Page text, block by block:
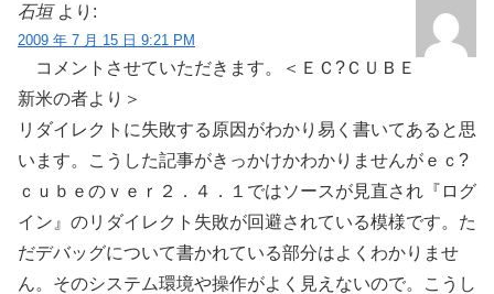
石垣 より:
2009 年 7 月 15 日 9:21 PM
コメントさせていただきます。＜ＥＣ?ＣＵＢＥ
新米の者より＞
リダイレクトに失敗する原因がわかり易く書いてあると思
います。こうした記事がきっかけかわかりませんがｅｃ?
ｃｕｂｅのｖｅｒ２．４．１ではソースが見直され『ログ
イン』のリダイレクト失敗が回避されている模様です。た
だデバッグについて書かれている部分はよくわかりませ
ん。そのシステム環境や操作がよく見えないので。こうし